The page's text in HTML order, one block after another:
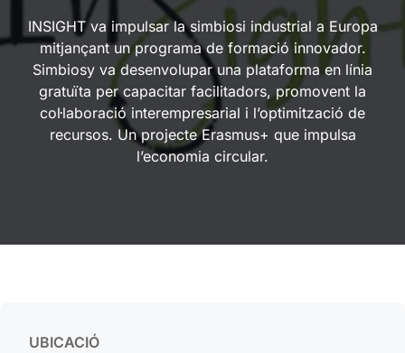
INSIGHT va impulsar la simbiosi industrial a Europa
mitjançant un programa de formació innovador.
Simbiosy va desenvolupar una plataforma en línia
gratuïta per capacitar facilitadors, promovent la
col·laboració interempresarial i l’optimització de
recursos. Un projecte Erasmus+ que impulsa
l’economia circular.
UBICACIÓ